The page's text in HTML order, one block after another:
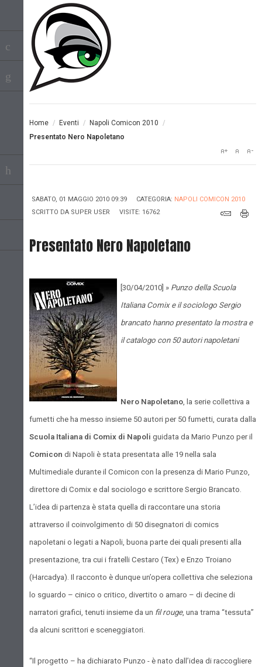
Home / Eventi / Napoli Comicon 2010 /
Presentato Nero Napoletano
SABATO, 01 MAGGIO 2010 09:39 CATEGORIA: NAPOLI COMICON 2010
SCRITTO DA SUPER USER VISITE: 16762
Presentato Nero Napoletano
[30/04/2010] » Punzo della Scuola
Italiana Comix e il sociologo Sergio
brancato hanno presentato la mostra e
il catalogo con 50 autori napoletani
Nero Napoletano, la serie collettiva a
fumetti che ha messo insieme 50 autori per 50 fumetti, curata dalla
Scuola Italiana di Comix di Napoli guidata da Mario Punzo per il
Comicon di Napoli è stata presentata alle 19 nella sala
Multimediale durante il Comicon con la presenza di Mario Punzo,
direttore di Comix e dal sociologo e scrittore Sergio Brancato.
L’idea di partenza è stata quella di raccontare una storia
attraverso il coinvolgimento di 50 disegnatori di comics
napoletani o legati a Napoli, buona parte dei quali presenti alla
presentazione, tra cui i fratelli Cestaro (Tex) e Enzo Troiano
(Harcadya). Il racconto è dunque un’opera collettiva che seleziona
lo sguardo – cinico o critico, divertito o amaro – di decine di
narratori grafici, tenuti insieme da un fil rouge, una trama “tessuta”
da alcuni scrittori e sceneggiatori.
“Il progetto – ha dichiarato Punzo - è nato dall’idea di raccogliere